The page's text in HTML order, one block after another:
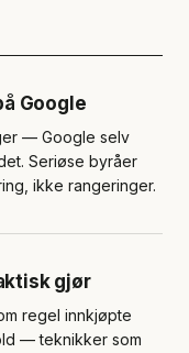
Google
— Google selv
Seriøse byråer
ikke rangeringer.
gjør
regel innkjøpte
— teknikker som